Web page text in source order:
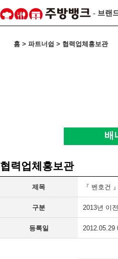
- 브랜
홈 > 파트너쉽 > 협력업체홍보관
배
협력업체홍보관
제목 『 벤호건
구분 2013년 이전
등록일 2012.05.29